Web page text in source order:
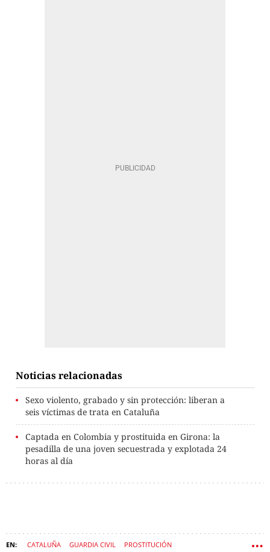
Noticias relacionadas
Sexo violento, grabado y sin protección: liberan a
seis víctimas de trata en Cataluña
Captada en Colombia y prostituida en Girona: la
pesadilla de una joven secuestrada y explotada 24
horas al día
CATALUÑA GUARDIA CIVIL PROSTITUCIÓN